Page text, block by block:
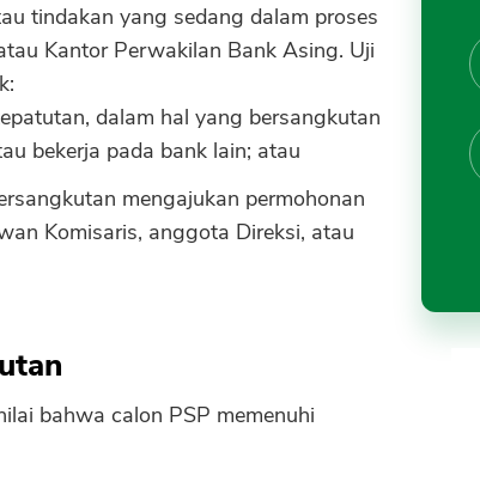
tindakan yang sedang dalam proses
Kantor Perwakilan Bank Asing. Uji
dalam hal yang bersangkutan
bekerja pada bank lain; atau
mengajukan permohonan
Komisaris, anggota Direksi, atau
bahwa calon PSP memenuhi